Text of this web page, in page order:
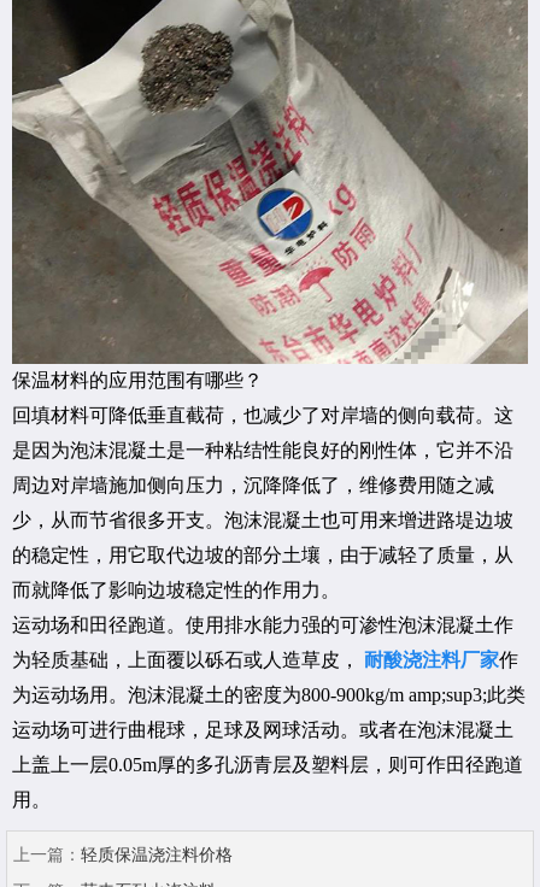
保温材料的应用范围有哪些？
回填材料可降低垂直截荷，也减少了对岸墙的侧向载荷。这
是因为泡沫混凝土是一种粘结性能良好的刚性体，它并不沿
周边对岸墙施加侧向压力，沉降降低了，维修费用随之减
少，从而节省很多开支。泡沫混凝土也可用来增进路堤边坡
的稳定性，用它取代边坡的部分土壤，由于减轻了质量，从
而就降低了影响边坡稳定性的作用力。
运动场和田径跑道。使用排水能力强的可渗性泡沫混凝土作
为轻质基础，上面覆以砾石或人造草皮， 耐酸浇注料厂家作
为运动场用。泡沫混凝土的密度为800-900kg/m amp;sup3;此类
运动场可进行曲棍球，足球及网球活动。或者在泡沫混凝土
上盖上一层0.05m厚的多孔沥青层及塑料层，则可作田径跑道
用。
上一篇： 轻质保温浇注料价格